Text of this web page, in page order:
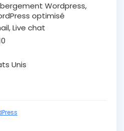
Wordpress,
optimisé
Live chat
Unis